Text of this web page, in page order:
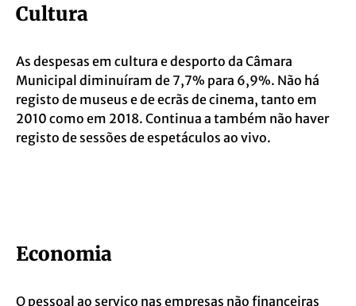
Cultura
As despesas em cultura e desporto da Câmara
Municipal diminuíram de 7,7% para 6,9%. Não há
registo de museus e de ecrãs de cinema, tanto em
2010 como em 2018. Continua a também não haver
registo de sessões de espetáculos ao vivo.
Economia
O pessoal ao serviço nas empresas não financeiras